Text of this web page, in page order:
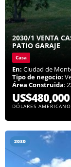
2030/1 VENTA
PATIO GARAJE
Casa
En: Ciudad de
Tipo de negocio:
Área Construida:
US$480,000
DÓLARES
2030